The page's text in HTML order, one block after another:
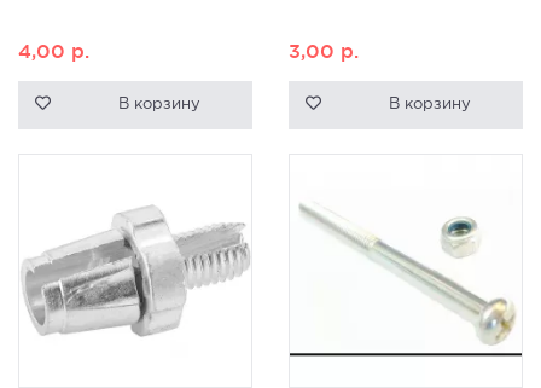
4,00 р.
В корзину
3,00 р.
В корзину